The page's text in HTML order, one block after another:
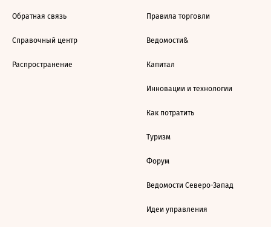
Обратная связь
Справочный центр
Распространение
Правила торговли
Ведомости&
Капитал
Инновации и технологии
Как потратить
Туризм
Форум
Ведомости Северо-Запад
Идеи управления